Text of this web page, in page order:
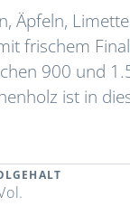
Äpfeln,
frischem
900 und
ist in